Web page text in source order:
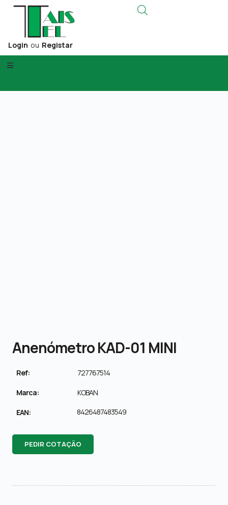
Login ou Registar
Anenómetro KAD-01 MINI
Ref: 727767514
Marca: KOBAN
EAN: 8426487483549
PEDIR COTAÇÃO